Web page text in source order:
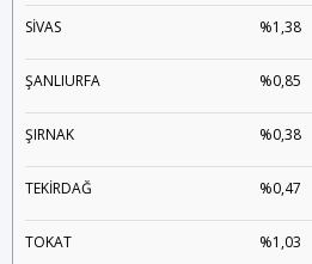
SİVAS %1,38
ŞANLIURFA %0,85
ŞIRNAK %0,38
TEKİRDAĞ %0,47
TOKAT %1,03